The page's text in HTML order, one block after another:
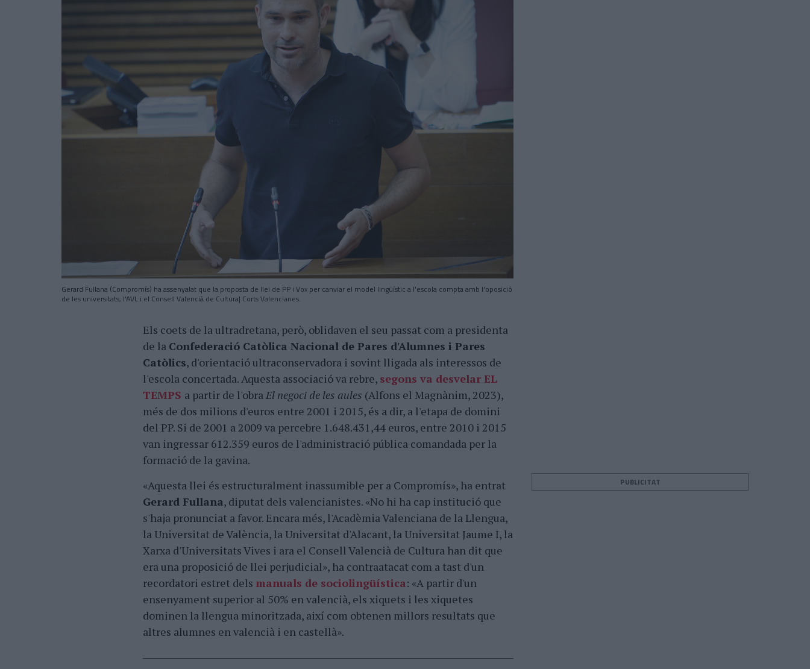
Gerard Fullana (Compromís) ha assenyalat que la proposta de llei de PP i Vox per canviar el model lingüístic a l'escola compta amb l'oposició
de les universitats, l'AVL i el Consell Valencià de Cultura| Corts Valencianes.
Els coets de la ultradretana, però, oblidaven el seu passat com a presidenta
de la Confederació Catòlica Nacional de Pares d'Alumnes i Pares
Catòlics, d'orientació ultraconservadora i sovint lligada als interessos de
l'escola concertada. Aquesta associació va rebre, segons va desvelar EL
TEMPS a partir de l'obra El negoci de les aules (Alfons el Magnànim, 2023),
més de dos milions d'euros entre 2001 i 2015, és a dir, a l'etapa de domini
del PP. Si de 2001 a 2009 va percebre 1.648.431,44 euros, entre 2010 i 2015
van ingressar 612.359 euros de l'administració pública comandada per la
formació de la gavina.
«Aquesta llei és estructuralment inassumible per a Compromís», ha entrat
Gerard Fullana, diputat dels valencianistes. «No hi ha cap institució que
s'haja pronunciat a favor. Encara més, l'Acadèmia Valenciana de la Llengua,
la Universitat de València, la Universitat d'Alacant, la Universitat Jaume I, la
Xarxa d'Universitats Vives i ara el Consell Valencià de Cultura han dit que
era una proposició de llei perjudicial», ha contraatacat com a tast d'un
recordatori estret dels manuals de sociolingüística: «A partir d'un
ensenyament superior al 50% en valencià, els xiquets i les xiquetes
dominen la llengua minoritzada, així com obtenen millors resultats que
altres alumnes en valencià i en castellà».
PUBLICITAT